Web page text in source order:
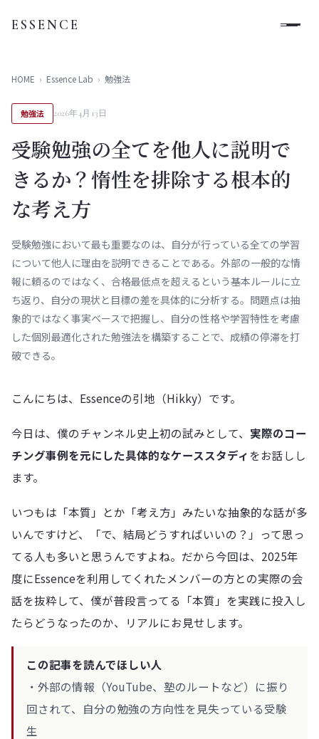
ESSENCE
HOME › Essence Lab › 勉強法
勉強法 2026年4月13日
受験勉強の全てを他人に説明で
きるか？惰性を排除する根本的
な考え方
受験勉強において最も重要なのは、自分が行っている全ての学習
について他人に理由を説明できることである。外部の一般的な情
報に頼るのではなく、合格最低点を超えるという基本ルールに立
ち返り、自分の現状と目標の差を具体的に分析する。問題点は抽
象的ではなく事実ベースで把握し、自分の性格や学習特性を考慮
した個別最適化された勉強法を構築することで、成績の停滞を打
破できる。
こんにちは、Essenceの引地（Hikky）です。
今日は、僕のチャンネル史上初の試みとして、 実際のコー
チング事例を元にした具体的なケーススタディ をお話しし
ます。
いつもは「本質」とか「考え方」みたいな抽象的な話が多
いんですけど、「で、結局どうすればいいの？」って思っ
てる人も多いと思うんですよね。だから今回は、2025年
度にEssenceを利用してくれたメンバーの方との実際の会
話を抜粋して、僕が普段言ってる「本質」を実践に投入し
たらどうなったのか、リアルにお見せします。
この記事を読んでほしい人
・外部の情報（YouTube、塾のルートなど）に振り
回されて、自分の勉強の方向性を見失っている受験
生